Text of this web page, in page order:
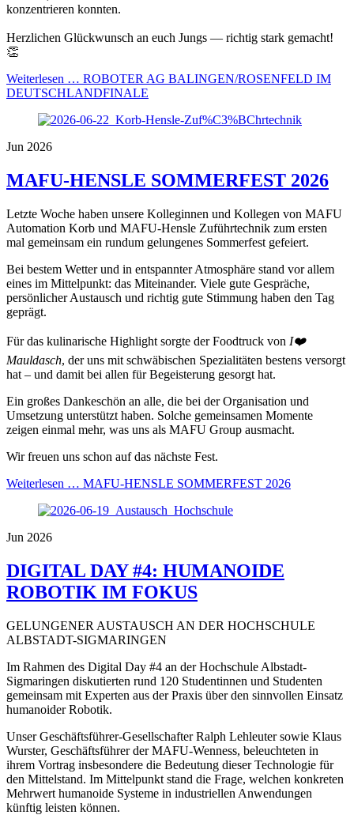
konzentrieren konnten.
Herzlichen Glückwunsch an euch Jungs — richtig stark gemacht!
👏
Weiterlesen … ROBOTER AG BALINGEN/ROSENFELD IM
DEUTSCHLANDFINALE
Jun 2026
MAFU-HENSLE SOMMERFEST 2026
Letzte Woche haben unsere Kolleginnen und Kollegen von MAFU
Automation Korb und MAFU-Hensle Zuführtechnik zum ersten
mal gemeinsam ein rundum gelungenes Sommerfest gefeiert.
Bei bestem Wetter und in entspannter Atmosphäre stand vor allem
eines im Mittelpunkt: das Miteinander. Viele gute Gespräche,
persönlicher Austausch und richtig gute Stimmung haben den Tag
geprägt.
Für das kulinarische Highlight sorgte der Foodtruck von I❤️
Mauldasch, der uns mit schwäbischen Spezialitäten bestens versorgt
hat – und damit bei allen für Begeisterung gesorgt hat.
Ein großes Dankeschön an alle, die bei der Organisation und
Umsetzung unterstützt haben. Solche gemeinsamen Momente
zeigen einmal mehr, was uns als MAFU Group ausmacht.
Wir freuen uns schon auf das nächste Fest.
Weiterlesen … MAFU-HENSLE SOMMERFEST 2026
Jun 2026
DIGITAL DAY #4: HUMANOIDE
ROBOTIK IM FOKUS
GELUNGENER AUSTAUSCH AN DER HOCHSCHULE
ALBSTADT-SIGMARINGEN
Im Rahmen des Digital Day #4 an der Hochschule Albstadt-
Sigmaringen diskutierten rund 120 Studentinnen und Studenten
gemeinsam mit Experten aus der Praxis über den sinnvollen Einsatz
humanoider Robotik.
Unser Geschäftsführer-Gesellschafter Ralph Lehleuter sowie Klaus
Wurster, Geschäftsführer der MAFU-Wenness, beleuchteten in
ihrem Vortrag insbesondere die Bedeutung dieser Technologie für
den Mittelstand. Im Mittelpunkt stand die Frage, welchen konkreten
Mehrwert humanoide Systeme in industriellen Anwendungen
künftig leisten können.